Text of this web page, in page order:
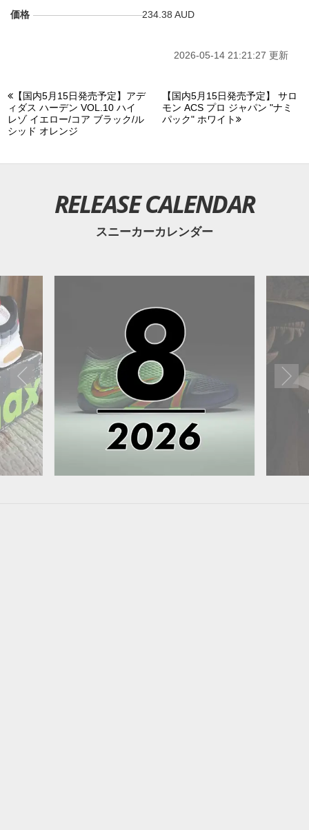
価格 234.38 AUD
2026-05-14 21:21:27 更新
【国内5月15日発売予定】アデ
ィダス ハーデン VOL.10 ハイ
レゾ イエロー/コア ブラック/ル
シッド オレンジ
【国内5月15日発売予定】 サロ
モン ACS プロ ジャパン "ナミ
パック" ホワイト
RELEASE CALENDAR
スニーカーカレンダー